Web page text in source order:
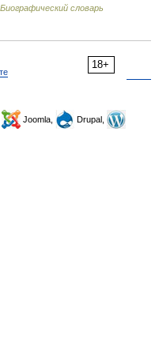
Биографический словарь
18+
Joomla,
Drupal,